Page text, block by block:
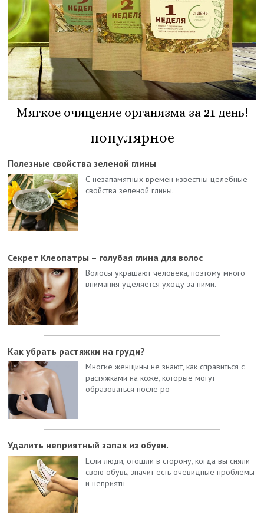
Мягкое очищение организма за 21 день!
популярное
Полезные свойства зеленой глины
С незапамятных времен известны целебные
свойства зеленой глины.
Секрет Клеопатры – голубая глина для волос
Волосы украшают человека, поэтому много
внимания уделяется уходу за ними.
Как убрать растяжки на груди?
Многие женщины не знают, как справиться с
растяжками на коже, которые могут
образоваться после ро
Удалить неприятный запах из обуви.
Если люди, отошли в сторону, когда вы сняли
свою обувь, значит есть очевидные проблемы
и неприятн